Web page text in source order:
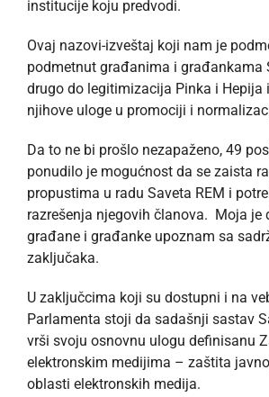
institucije koju predvodi.
Ovaj nazovi-izveštaj koji nam je
podmetnut građanima i građankama
drugo do legitimizacija Pinka i Hepija
njihove uloge u promociji i
Da to ne bi prošlo nezapaženo, 49
ponudilo je mogućnost da se zaista
propustima u radu Saveta REM i
razrešenja njegovih članova. Moja je
građane i građanke upoznam sa
zaključaka.
U zaključcima koji su dostupni i na
Parlamenta stoji da sadašnji sastav
vrši svoju osnovnu ulogu definisanu
elektronskim medijima – zaštita
oblasti elektronskih medija.